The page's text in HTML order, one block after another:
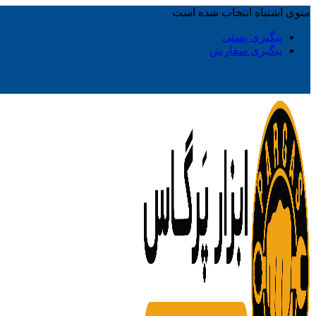
منوی اشتباه انتخاب شده است
پیگیری پستی
پیگیری سفارش